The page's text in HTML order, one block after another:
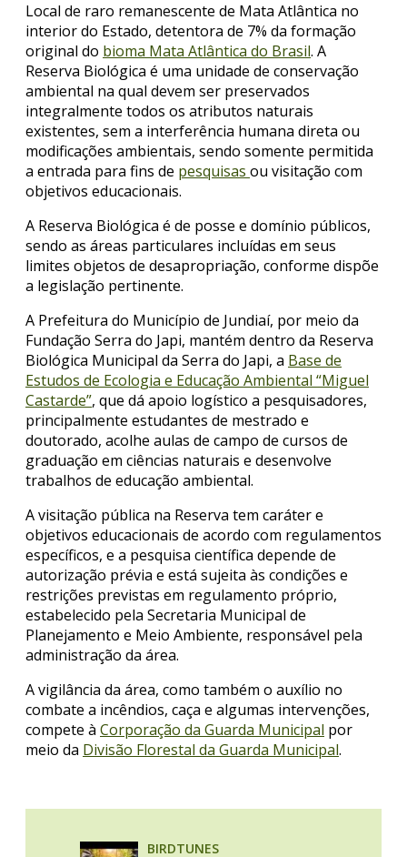
Local de raro remanescente de Mata Atlântica no
interior do Estado, detentora de 7% da formação
original do bioma Mata Atlântica do Brasil. A
Reserva Biológica é uma unidade de conservação
ambiental na qual devem ser preservados
integralmente todos os atributos naturais
existentes, sem a interferência humana direta ou
modificações ambientais, sendo somente permitida
a entrada para fins de pesquisas ou visitação com
objetivos educacionais.
A Reserva Biológica é de posse e domínio públicos,
sendo as áreas particulares incluídas em seus
limites objetos de desapropriação, conforme dispõe
a legislação pertinente.
A Prefeitura do Município de Jundiaí, por meio da
Fundação Serra do Japi, mantém dentro da Reserva
Biológica Municipal da Serra do Japi, a Base de
Estudos de Ecologia e Educação Ambiental “Miguel
Castarde”, que dá apoio logístico a pesquisadores,
principalmente estudantes de mestrado e
doutorado, acolhe aulas de campo de cursos de
graduação em ciências naturais e desenvolve
trabalhos de educação ambiental.
A visitação pública na Reserva tem caráter e
objetivos educacionais de acordo com regulamentos
específicos, e a pesquisa científica depende de
autorização prévia e está sujeita às condições e
restrições previstas em regulamento próprio,
estabelecido pela Secretaria Municipal de
Planejamento e Meio Ambiente, responsável pela
administração da área.
A vigilância da área, como também o auxílio no
combate a incêndios, caça e algumas intervenções,
compete à Corporação da Guarda Municipal por
meio da Divisão Florestal da Guarda Municipal.
BIRDTUNES